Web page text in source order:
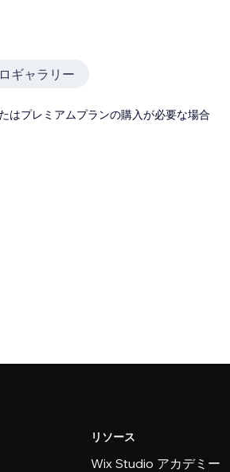
ギャラリー
はプレミアムプランの購入が必要な場合
リソース
Wix Studio アカデミー